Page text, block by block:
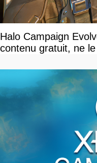
Halo Campaign
contenu gratuit, ne